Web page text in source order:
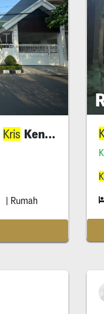
Kris Kencana
| Rumah